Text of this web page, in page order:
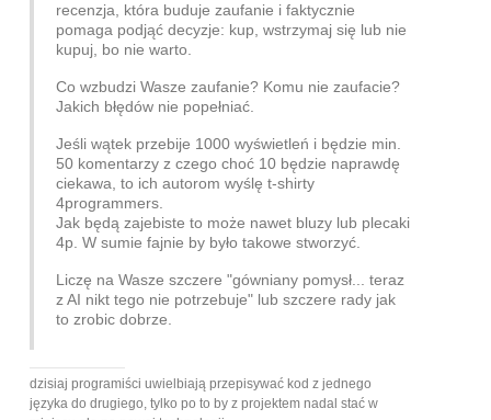
recenzja, która buduje zaufanie i faktycznie
pomaga podjąć decyzje: kup, wstrzymaj się lub nie
kupuj, bo nie warto.
Co wzbudzi Wasze zaufanie? Komu nie zaufacie?
Jakich błędów nie popełniać.
Jeśli wątek przebije 1000 wyświetleń i będzie min.
50 komentarzy z czego choć 10 będzie naprawdę
ciekawa, to ich autorom wyślę t-shirty
4programmers.
Jak będą zajebiste to może nawet bluzy lub plecaki
4p. W sumie fajnie by było takowe stworzyć.
Liczę na Wasze szczere "gówniany pomysł... teraz
z AI nikt tego nie potrzebuje" lub szczere rady jak
to zrobic dobrze.
dzisiaj programiści uwielbiają przepisywać kod z jednego
języka do drugiego, tylko po to by z projektem nadal stać w